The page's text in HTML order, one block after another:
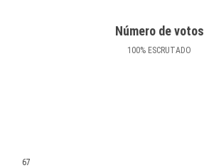
Número de votos
100% ESCRUTADO
67